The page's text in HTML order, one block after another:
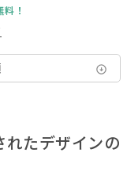
料！
れたデザインの